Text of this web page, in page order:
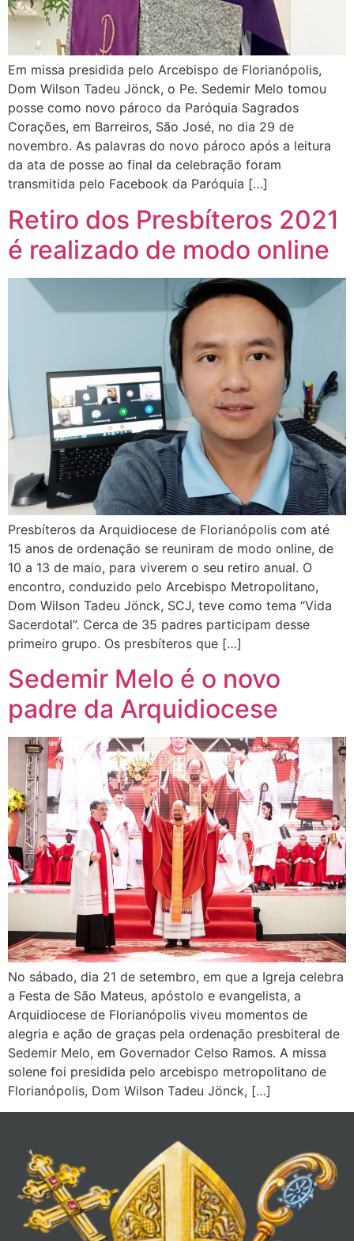
Em missa presidida pelo Arcebispo de Florianópolis,
Dom Wilson Tadeu Jönck, o Pe. Sedemir Melo tomou
posse como novo pároco da Paróquia Sagrados
Corações, em Barreiros, São José, no dia 29 de
novembro. As palavras do novo pároco após a leitura
da ata de posse ao final da celebração foram
transmitida pelo Facebook da Paróquia […]
Retiro dos Presbíteros 2021
é realizado de modo online
Presbíteros da Arquidiocese de Florianópolis com até
15 anos de ordenação se reuniram de modo online, de
10 a 13 de maio, para viverem o seu retiro anual. O
encontro, conduzido pelo Arcebispo Metropolitano,
Dom Wilson Tadeu Jönck, SCJ, teve como tema “Vida
Sacerdotal”. Cerca de 35 padres participam desse
primeiro grupo. Os presbíteros que […]
Sedemir Melo é o novo
padre da Arquidiocese
No sábado, dia 21 de setembro, em que a Igreja celebra
a Festa de São Mateus, apóstolo e evangelista, a
Arquidiocese de Florianópolis viveu momentos de
alegria e ação de graças pela ordenação presbiteral de
Sedemir Melo, em Governador Celso Ramos. A missa
solene foi presidida pelo arcebispo metropolitano de
Florianópolis, Dom Wilson Tadeu Jönck, […]